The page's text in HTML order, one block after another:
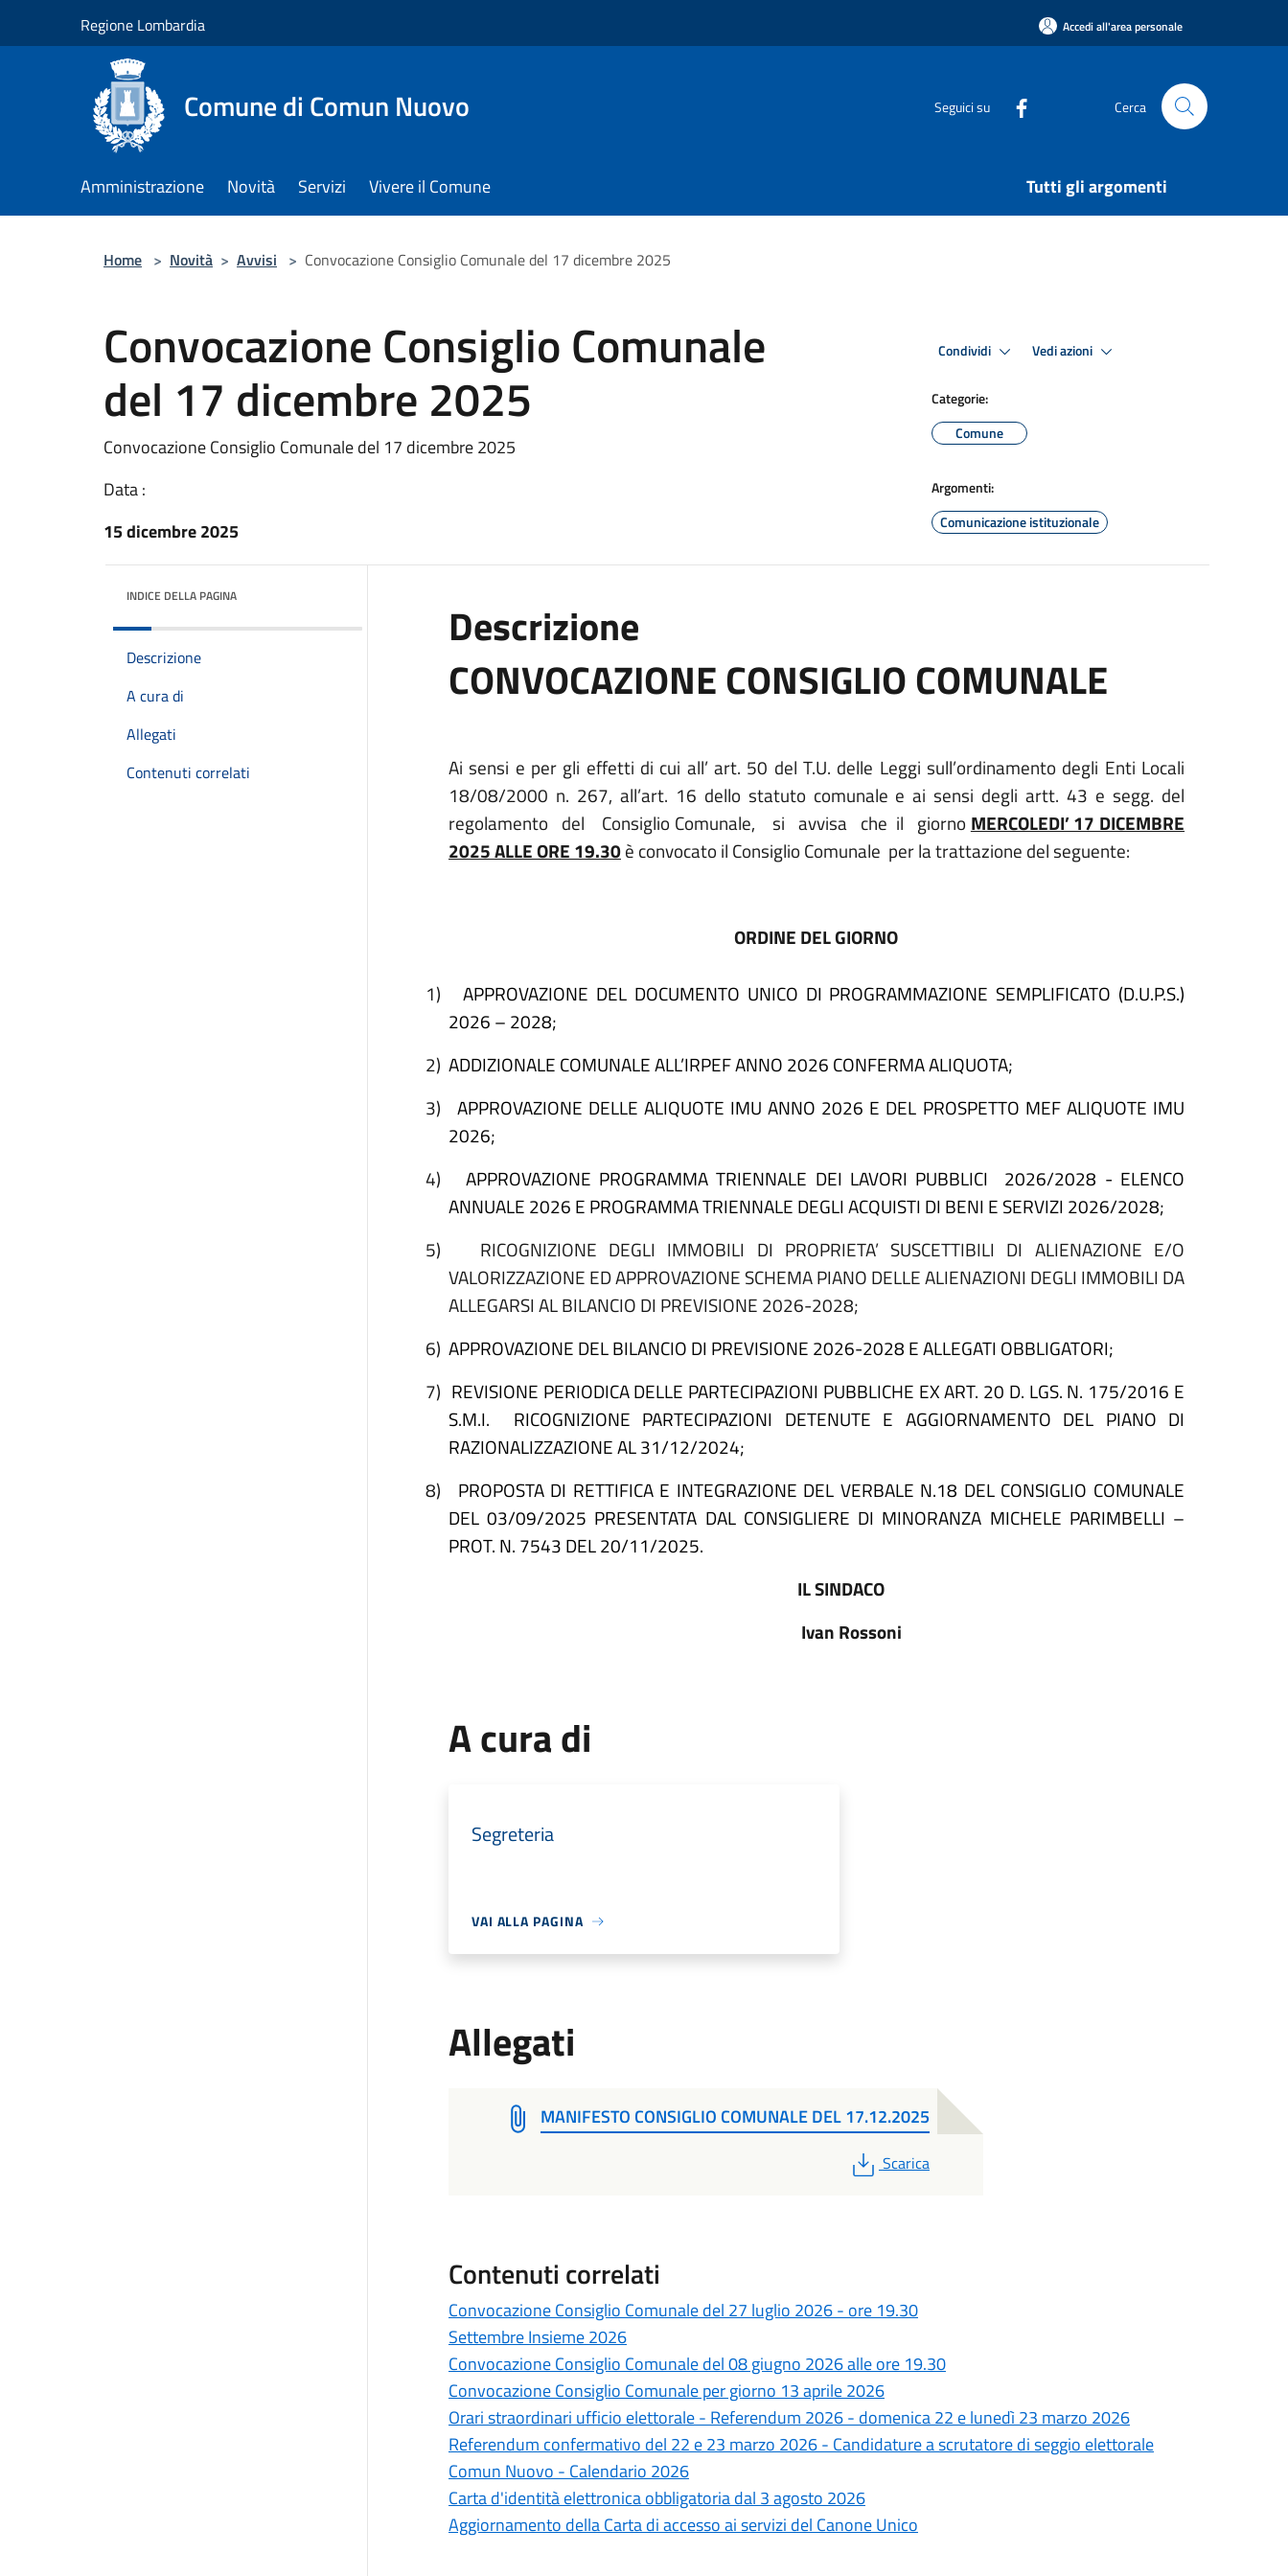
Regione Lombardia Accedi all'area personale
Comune di Comun Nuovo Seguici su Cerca
Amministrazione Novità Servizi Vivere il Comune Tutti gli argomenti
Home > Novità > Avvisi > Convocazione Consiglio Comunale del 17 dicembre 2025
Convocazione Consiglio Comunale
del 17 dicembre 2025
Convocazione Consiglio Comunale del 17 dicembre 2025
Data :
15 dicembre 2025
Condividi Vedi azioni
Categorie:
Comune
Argomenti:
Comunicazione istituzionale
INDICE DELLA PAGINA
Descrizione
A cura di
Allegati
Contenuti correlati
Descrizione
CONVOCAZIONE CONSIGLIO COMUNALE
Ai sensi e per gli effetti di cui all’ art. 50 del T.U. delle Leggi sull’ordinamento degli Enti Locali
18/08/2000 n. 267, all’art. 16 dello statuto comunale e ai sensi degli artt. 43 e segg. del
regolamento del Consiglio Comunale, si avvisa che il giorno MERCOLEDI’ 17 DICEMBRE
2025 ALLE ORE 19.30è convocato il Consiglio Comunale per la trattazione del seguente:
ORDINE DEL GIORNO
1)
APPROVAZIONE DEL DOCUMENTO UNICO DI PROGRAMMAZIONE SEMPLIFICATO (D.U.P.S.)
2026 – 2028;
2) ADDIZIONALE COMUNALE ALL’IRPEF ANNO 2026 CONFERMA ALIQUOTA;
3)
APPROVAZIONE DELLE ALIQUOTE IMU ANNO 2026 E DEL PROSPETTO MEF ALIQUOTE IMU
2026;
4)
APPROVAZIONE PROGRAMMA TRIENNALE DEI LAVORI PUBBLICI
2026/2028 - ELENCO
ANNUALE 2026 E PROGRAMMA TRIENNALE DEGLI ACQUISTI DI BENI E SERVIZI 2026/2028;
5)
RICOGNIZIONE DEGLI IMMOBILI DI PROPRIETA’ SUSCETTIBILI DI ALIENAZIONE E/O
VALORIZZAZIONE ED APPROVAZIONE SCHEMA PIANO DELLE ALIENAZIONI DEGLI IMMOBILI DA
ALLEGARSI AL BILANCIO DI PREVISIONE 2026-2028;
6) APPROVAZIONE DEL BILANCIO DI PREVISIONE 2026-2028 E ALLEGATI OBBLIGATORI;
7) REVISIONE PERIODICA DELLE PARTECIPAZIONI PUBBLICHE EX ART. 20 D. LGS. N. 175/2016 E
S.M.I.
RICOGNIZIONE PARTECIPAZIONI DETENUTE E AGGIORNAMENTO DEL PIANO DI
RAZIONALIZZAZIONE AL 31/12/2024;
8)
PROPOSTA DI RETTIFICA E INTEGRAZIONE DEL VERBALE N.18 DEL CONSIGLIO COMUNALE
DEL 03/09/2025 PRESENTATA DAL CONSIGLIERE DI MINORANZA MICHELE PARIMBELLI –
PROT. N. 7543 DEL 20/11/2025.
IL SINDACO
Ivan Rossoni
A cura di
Segreteria
VAI ALLA PAGINA
Allegati
MANIFESTO CONSIGLIO COMUNALE DEL 17.12.2025
PDF
Scarica
Contenuti correlati
Convocazione Consiglio Comunale del 27 luglio 2026 - ore 19.30
Settembre Insieme 2026
Convocazione Consiglio Comunale del 08 giugno 2026 alle ore 19.30
Convocazione Consiglio Comunale per giorno 13 aprile 2026
Orari straordinari ufficio elettorale - Referendum 2026 - domenica 22 e lunedì 23 marzo 2026
Referendum confermativo del 22 e 23 marzo 2026 - Candidature a scrutatore di seggio elettorale
Comun Nuovo - Calendario 2026
Carta d'identità elettronica obbligatoria dal 3 agosto 2026
Aggiornamento della Carta di accesso ai servizi del Canone Unico